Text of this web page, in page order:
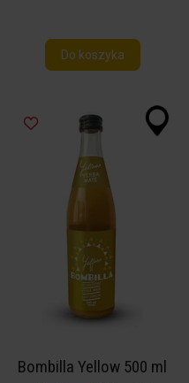
Do koszyka
Bombilla Yellow 500 ml